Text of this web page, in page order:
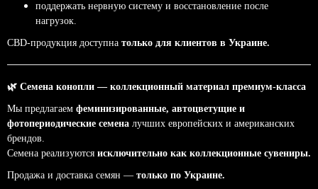
поддержать нервную систему и восстановление после
нагрузок.
CBD-продукция доступна только для клиентов в Украине.
🌿 Семена конопли — коллекционный материал премиум-класса
Мы предлагаем феминизированные, автоцветущие и
фотопериодические семена лучших европейских и американских
брендов.
Семена реализуются исключительно как коллекционные сувениры.
Продажа и доставка семян — только по Украине.